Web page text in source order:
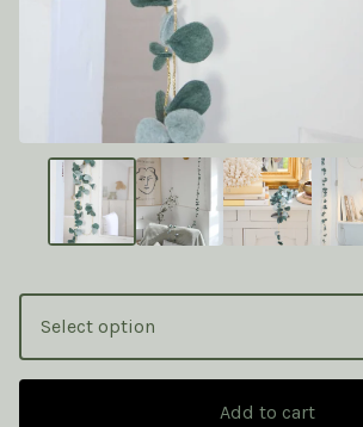
Add to cart